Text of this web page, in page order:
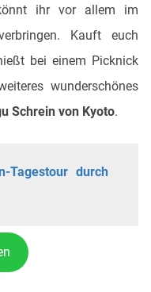
ihr vor allem im
Kauft euch
bei einem Picknick
wunderschönes
Schrein von Kyoto.
Tagestour durch